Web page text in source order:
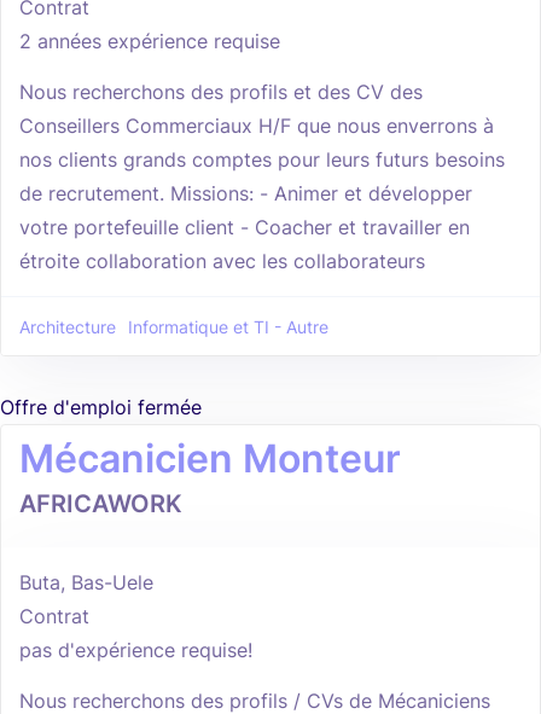
Contrat
2 années expérience requise
Nous recherchons des profils et des CV des
Conseillers Commerciaux H/F que nous enverrons à
nos clients grands comptes pour leurs futurs besoins
de recrutement. Missions: - Animer et développer
votre portefeuille client - Coacher et travailler en
étroite collaboration avec les collaborateurs
Architecture Informatique et TI - Autre
Offre d'emploi fermée
Mécanicien Monteur
AFRICAWORK
Buta, Bas-Uele
Contrat
pas d'expérience requise!
Nous recherchons des profils / CVs de Mécaniciens